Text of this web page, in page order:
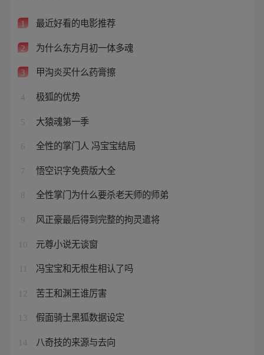
1 最近好看的电影推荐
2 为什么东方月初一体多魂
3 甲沟炎买什么药膏擦
4 极狐的优势
5 大猿魂第一季
6 全性的掌门人 冯宝宝结局
7 悟空识字免费版大全
8 全性掌门为什么要杀老天师的师弟
9 风正豪最后得到完整的拘灵遣将
10 元尊小说无谈窗
冯宝宝和无根生相认了吗
12 苦王和渊王谁厉害
13 假面骑士黑狐数据设定
14 八奇技的来源与去向